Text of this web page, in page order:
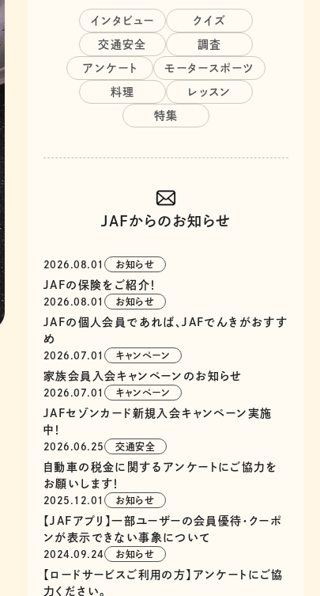
インタビュー クイズ
交通安全 調査
アンケート モータースポーツ
料理 レッスン
特集
JAFからのお知らせ
2026.08.01 お知らせ
JAFの保険をご紹介！
2026.08.01 お知らせ
JAFの個人会員であれば、JAFでんきがおすす
め
2026.07.01 キャンペーン
家族会員入会キャンペーンのお知らせ
2026.07.01 キャンペーン
JAFセゾンカード新規入会キャンペーン実施
中！
2026.06.25 交通安全
自動車の税金に関するアンケートにご協力を
お願いします！
2025.12.01 お知らせ
【JAFアプリ】一部ユーザーの会員優待・クーポ
ンが表示できない事象について
2024.09.24 お知らせ
【ロードサービスご利用の方】アンケートにご協
力ください。